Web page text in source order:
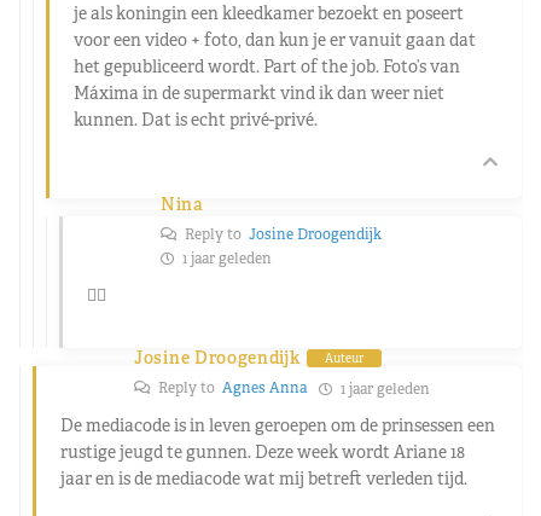
je als koningin een kleedkamer bezoekt en poseert
voor een video + foto, dan kun je er vanuit gaan dat
het gepubliceerd wordt. Part of the job. Foto’s van
Máxima in de supermarkt vind ik dan weer niet
kunnen. Dat is echt privé-privé.
Nina
Reply to Josine Droogendijk
1 jaar geleden
👍🏻
Josine Droogendijk Auteur
Reply to Agnes Anna 1 jaar geleden
De mediacode is in leven geroepen om de prinsessen een
rustige jeugd te gunnen. Deze week wordt Ariane 18
jaar en is de mediacode wat mij betreft verleden tijd.